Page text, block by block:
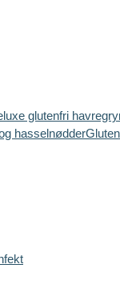
glutenfri